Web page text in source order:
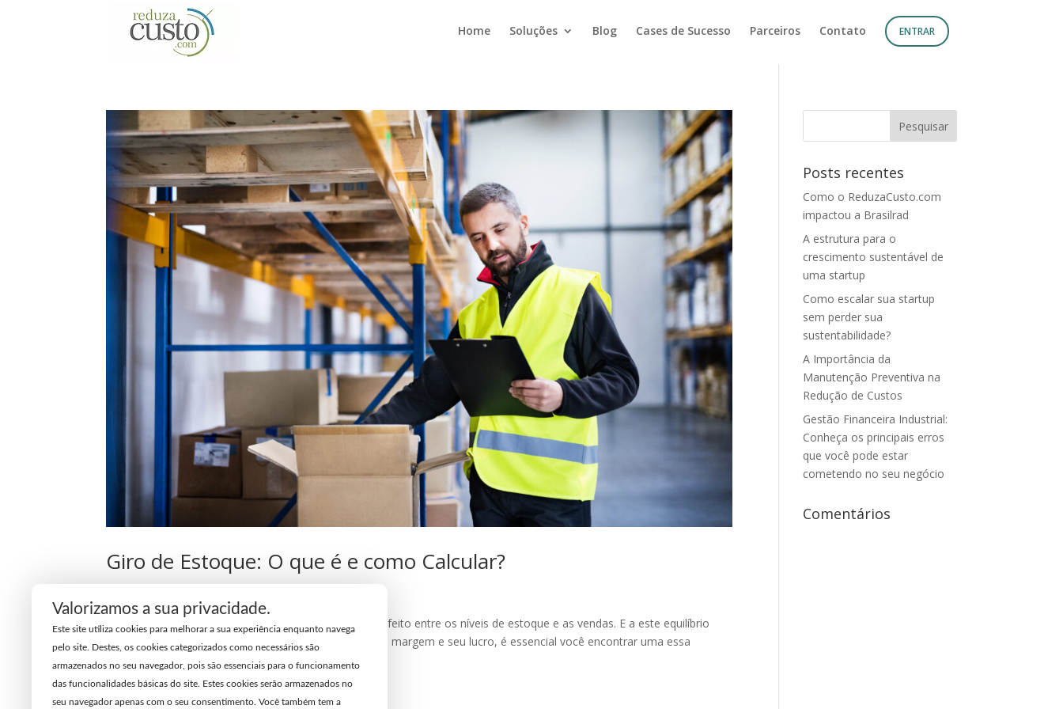
Home Soluções Blog Cases de Sucesso Parceiros Contato ENTRAR
Giro de Estoque: O que é e como Calcular?
O varejo tem tudo a ver com encontrar o equilíbrio perfeito entre os níveis de estoque e as vendas. E a este equilíbrio
damos o nome de giro de estoque. Para aumentar sua margem e seu lucro, é essencial você encontrar uma essa
proporção entre o que você compra e o que...
Posts recentes
Como o ReduzaCusto.com
impactou a Brasilrad
A estrutura para o
crescimento sustentável de
uma startup
Como escalar sua startup
sem perder sua
sustentabilidade?
A Importância da
Manutenção Preventiva na
Redução de Custos
Gestão Financeira Industrial:
Conheça os principais erros
que você pode estar
cometendo no seu negócio
Comentários
Valorizamos a sua privacidade.
Este site utiliza cookies para melhorar a sua experiência enquanto navega
pelo site. Destes, os cookies categorizados como necessários são
armazenados no seu navegador, pois são essenciais para o funcionamento
das funcionalidades básicas do site. Estes cookies serão armazenados no
seu navegador apenas com o seu consentimento. Você também tem a